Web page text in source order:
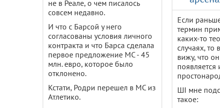
не в Реале, о чем писалось
совсем недавно.
И что с Барсой у него
согласованы условия личного
контракта и что Барса сделала
первое предложение МС - 45
млн. евро, которое было
отклонено.
Кстати, Родри перешел в МС из
Атлетико.
Если
термин
каких-то
случаях, то
вижу, что
появляется
ШІ мне
такое: